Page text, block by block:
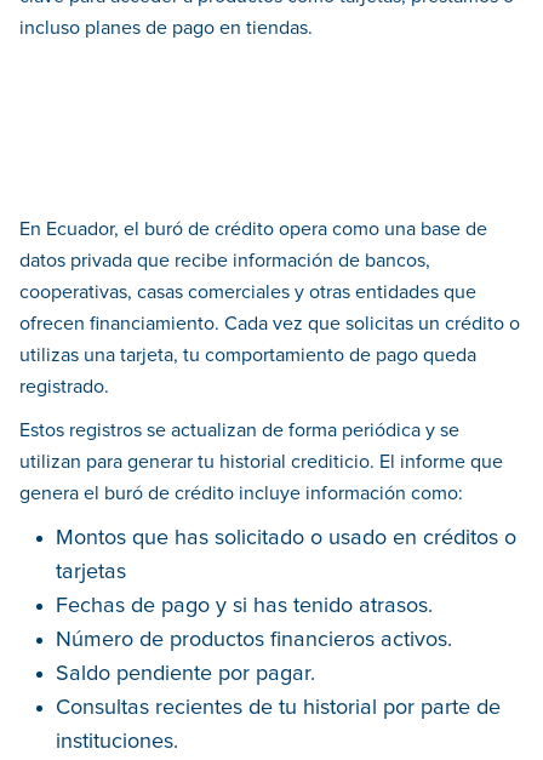
incluso planes de pago en tiendas.
En Ecuador, el buró de crédito opera como una base de
datos privada que recibe información de bancos,
cooperativas, casas comerciales y otras entidades que
ofrecen financiamiento. Cada vez que solicitas un crédito o
utilizas una tarjeta, tu comportamiento de pago queda
registrado.
Estos registros se actualizan de forma periódica y se
utilizan para generar tu historial crediticio. El informe que
genera el buró de crédito incluye información como:
Montos que has solicitado o usado en créditos o
tarjetas
Fechas de pago y si has tenido atrasos.
Número de productos financieros activos.
Saldo pendiente por pagar.
Consultas recientes de tu historial por parte de
instituciones.